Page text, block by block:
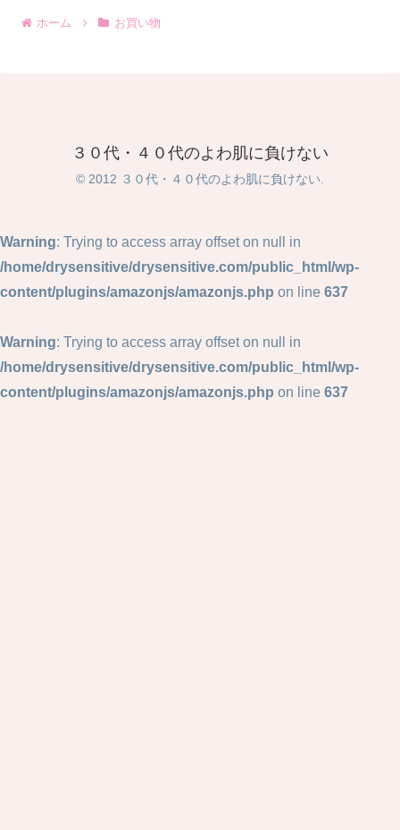
ホーム お買い物
３０代・４０代のよわ肌に負けない
© 2012 ３０代・４０代のよわ肌に負けない.
Warning: Trying to access array offset on null in
/home/drysensitive/drysensitive.com/public_html/wp-
content/plugins/amazonjs/amazonjs.php on line 637
Warning: Trying to access array offset on null in
/home/drysensitive/drysensitive.com/public_html/wp-
content/plugins/amazonjs/amazonjs.php on line 637